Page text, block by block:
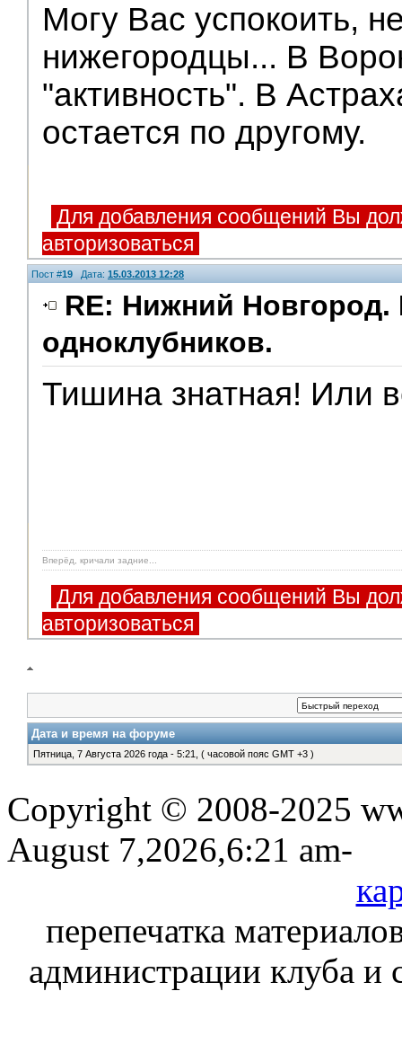
Могу Вас успокоить,
нижегородцы... В
"активность". В
остается по другому.
Для добавления сообщений Вы
авторизоваться
Пост #19 Дата: 15.03.2013 12:28
RE: Нижний Новгород.
одноклубников.
Тишина знатная! Или
Вперёд, кричали задние...
Для добавления сообщений Вы
авторизоваться
Дата и время на форуме
Пятница, 7 Августа 2026 года - 5:21, ( часовой пояс GMT +3 )
Copyright © 2008-2025
August 7,2026,6:21 am-
перепечатка
администрации клуба и